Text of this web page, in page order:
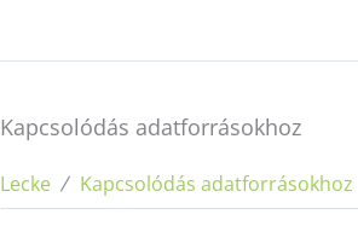
Kapcsolódás adatforrásokhoz
Lecke Kapcsolódás adatforrásokhoz